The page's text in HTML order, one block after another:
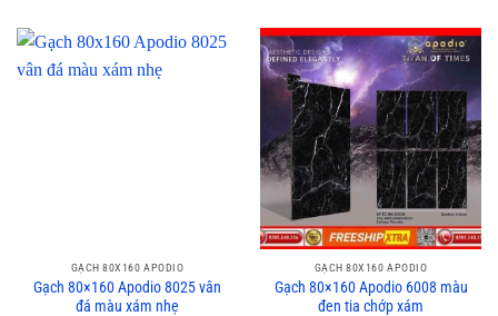
GẠCH 80X160 APODIO
Gạch 80×160 Apodio 8025 vân
đá màu xám nhẹ
GẠCH 80X160 APODIO
Gạch 80×160 Apodio 6008 màu
đen tia chớp xám